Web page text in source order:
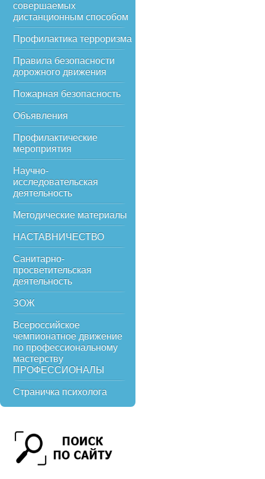
совершаемых
дистанционным способом
Профилактика терроризма
Правила безопасности
дорожного движения
Пожарная безопасность
Объявления
Профилактические
мероприятия
Научно-
исследовательская
деятельность
Методические материалы
НАСТАВНИЧЕСТВО
Санитарно-
просветительская
деятельность
ЗОЖ
Всероссийское
чемпионатное движение
по профессиональному
мастерству
ПРОФЕССИОНАЛЫ
Страничка психолога